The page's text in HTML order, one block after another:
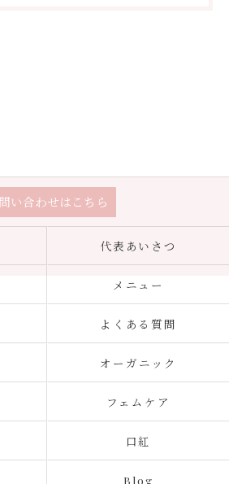
い合わせはこちら
代表あいさつ
メニュー
よくある質問
オーガニック
フェムケア
口紅
Blog